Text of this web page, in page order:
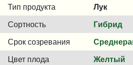
Тип продукта Лук
Сортность Гибрид
Срок созревания
Цвет плода Желтый